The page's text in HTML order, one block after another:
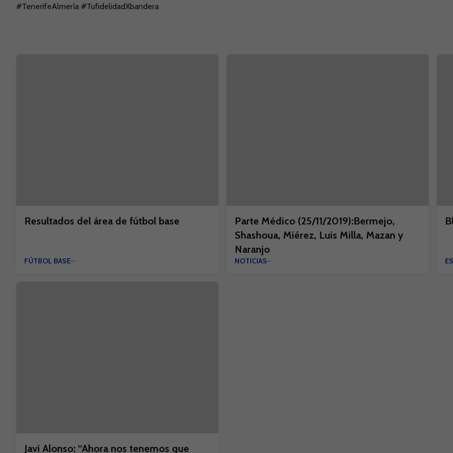
#TenerifeAlmería #TufidelidadXbandera
Resultados del área de fútbol base
FÚTBOL BASE
Parte Médico (25/11/2019):Bermejo,
Shashoua, Miérez, Luis Milla, Mazan y
Naranjo
NOTICIAS
Javi Alonso: “Ahora nos tenemos que